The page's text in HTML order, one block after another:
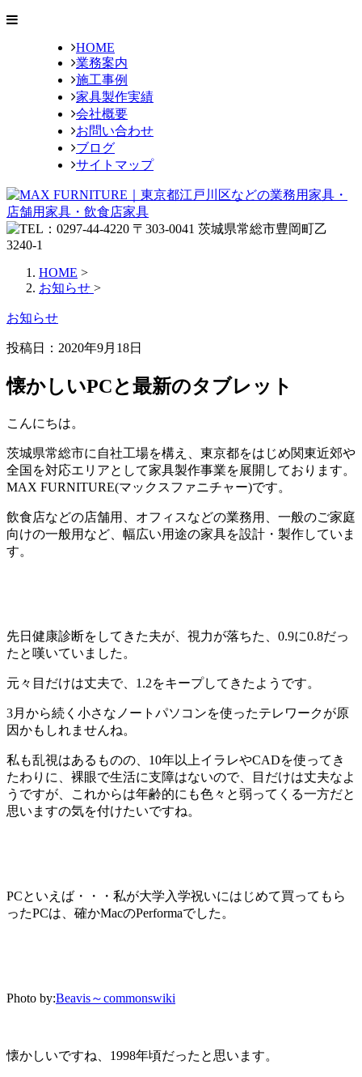
HOME
業務案内
施工事例
家具製作実績
会社概要
お問い合わせ
ブログ
サイトマップ
HOME >
お知らせ >
お知らせ
投稿日： 2020年9月18日
懐かしいPCと最新のタブレット
こんにちは。
茨城県常総市に自社工場を構え、東京都をはじめ関東近郊や
全国を対応エリアとして家具製作事業を展開しております。
MAX FURNITURE(マックスファニチャー)です。
飲食店などの店舗用、オフィスなどの業務用、一般のご家庭
向けの一般用など、幅広い用途の家具を設計・製作していま
す。
先日健康診断をしてきた夫が、視力が落ちた、0.9に0.8だっ
たと嘆いていました。
元々目だけは丈夫で、1.2をキープしてきたようです。
3月から続く小さなノートパソコンを使ったテレワークが原
因かもしれませんね。
私も乱視はあるものの、10年以上イラレやCADを使ってき
たわりに、裸眼で生活に支障はないので、目だけは丈夫なよ
うですが、これからは年齢的にも色々と弱ってくる一方だと
思いますの気を付けたいですね。
PCといえば・・・私が大学入学祝いにはじめて買ってもら
ったPCは、確かMacのPerformaでした。
Photo by:Beavis～commonswiki
懐かしいですね、1998年頃だったと思います。